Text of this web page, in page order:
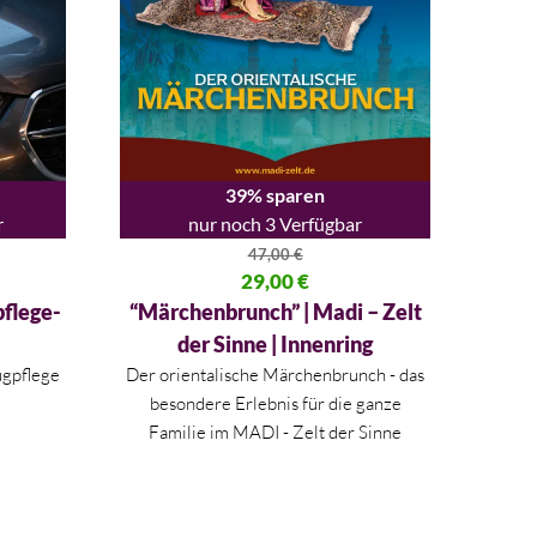
€
39% sparen
nur noch 3 Verfügbar
47,00€
Ursprünglicher Preis war: 47,00 €
29,00€
Aktueller Preis ist: 29,00 €.
“Märchenbrunch” | Madi – Zelt
der Sinne | Innenring
Der orientalische Märchenbrunch - das
besondere Erlebnis für die ganze
Familie im MADI - Zelt der Sinne